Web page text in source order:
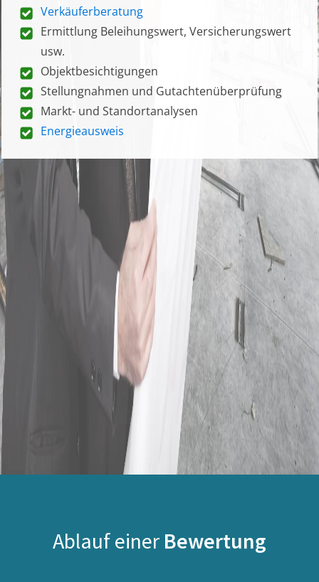
Verkäuferberatung
Ermittlung Beleihungswert, Versicherungswert
usw.
Objektbesichtigungen
Stellungnahmen und Gutachtenüberprüfung
Markt- und Standortanalysen
Energieausweis
Ablauf einer Bewertung